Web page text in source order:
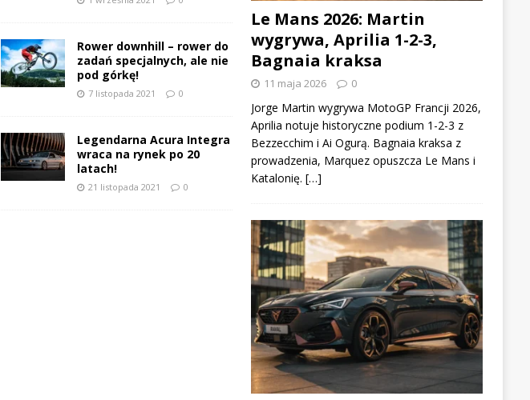
Rower downhill – rower do
zadań specjalnych, ale nie
pod górkę!
7 listopada 2021 0
Legendarna Acura Integra
wraca na rynek po 20
latach!
21 listopada 2021 0
Le Mans 2026: Martin
wygrywa, Aprilia 1-2-3,
Bagnaia kraksa
11 maja 2026 0
Jorge Martin wygrywa MotoGP Francji 2026,
Aprilia notuje historyczne podium 1-2-3 z
Bezzecchim i Ai Ogurą. Bagnaia kraksa z
prowadzenia, Marquez opuszcza Le Mans i
Katalonię. […]